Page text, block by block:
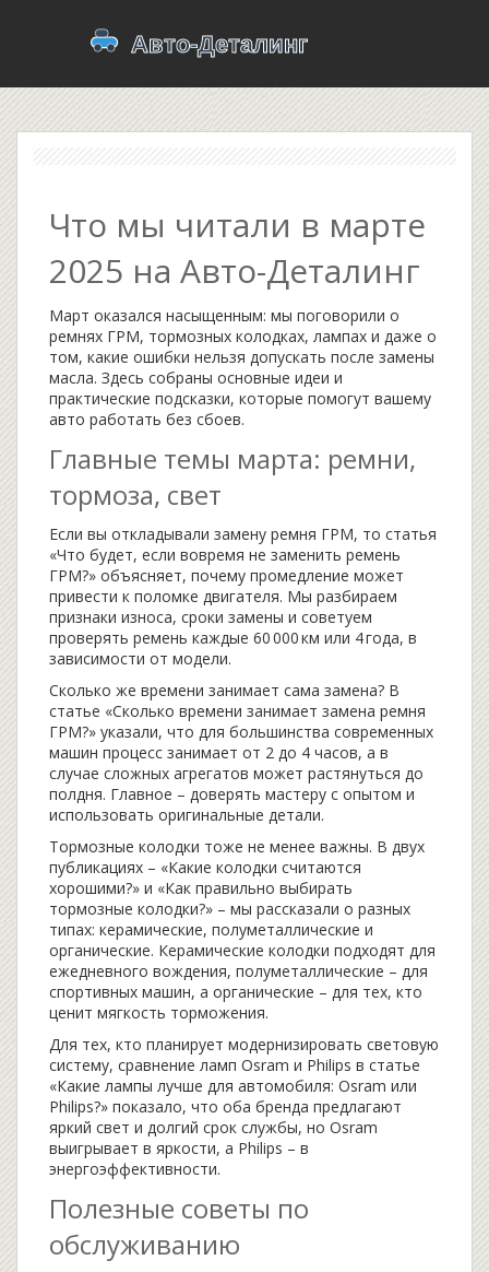
Что мы читали в марте
2025 на Авто-Деталинг
Март оказался насыщенным: мы поговорили о
ремнях ГРМ, тормозных колодках, лампах и даже о
том, какие ошибки нельзя допускать после замены
масла. Здесь собраны основные идеи и
практические подсказки, которые помогут вашему
авто работать без сбоев.
Главные темы марта: ремни,
тормоза, свет
Если вы откладывали замену ремня ГРМ, то статья
«Что будет, если вовремя не заменить ремень
ГРМ?» объясняет, почему промедление может
привести к поломке двигателя. Мы разбираем
признаки износа, сроки замены и советуем
проверять ремень каждые 60 000 км или 4 года, в
зависимости от модели.
Сколько же времени занимает сама замена? В
статье «Сколько времени занимает замена ремня
ГРМ?» указали, что для большинства современных
машин процесс занимает от 2 до 4 часов, а в
случае сложных агрегатов может растянуться до
полдня. Главное – доверять мастеру с опытом и
использовать оригинальные детали.
Тормозные колодки тоже не менее важны. В двух
публикациях – «Какие колодки считаются
хорошими?» и «Как правильно выбирать
тормозные колодки?» – мы рассказали о разных
типах: керамические, полуметаллические и
органические. Керамические колодки подходят для
ежедневного вождения, полуметаллические – для
спортивных машин, а органические – для тех, кто
ценит мягкость торможения.
Для тех, кто планирует модернизировать световую
систему, сравнение ламп Osram и Philips в статье
«Какие лампы лучше для автомобиля: Osram или
Philips?» показало, что оба бренда предлагают
яркий свет и долгий срок службы, но Osram
выигрывает в яркости, а Philips – в
энергоэффективности.
Полезные советы по
обслуживанию